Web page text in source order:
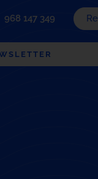
968 147 349